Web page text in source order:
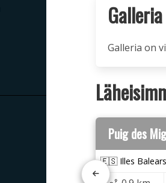
Galleria
Galleria on
Puig des
🇪🇸 Illes Balears